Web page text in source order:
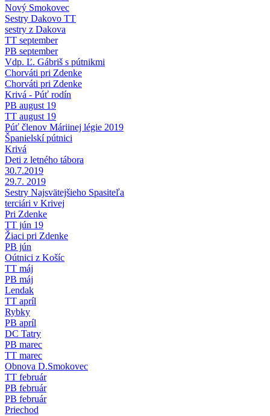
Nový Smokovec
Sestry Dakovo TT
sestry z Dakova
TT september
PB september
Vdp. Ľ. Gábriš s pútnikmi
Chorváti pri Zdenke
Chorváti pri Zdenke
Krivá - Púť rodín
PB august 19
TT august 19
Púť členov Máriinej légie 2019
Španielskí pútnici
Krivá
Deti z letného tábora
30.7.2019
29.7. 2019
Sestry Najsvätejšieho Spasiteľa
terciári v Krivej
Pri Zdenke
TT jún 19
Žiaci pri Zdenke
PB jún
Oútnici z Košíc
TT máj
PB máj
Lendak
TT apríl
Rybky
PB apríl
DC Tatry
PB marec
TT marec
Obnova D.Smokovec
TT február
PB február
PB február
Priechod